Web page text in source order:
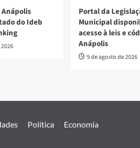
do Ideb
Portal da
Municipal
acesso à leis e
Anápolis
9 de agosto de 2026
Política
Economia